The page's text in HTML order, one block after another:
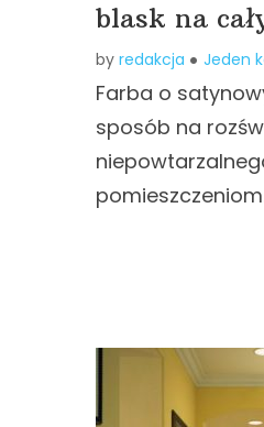
blask na
by redakcja Jeden
Farba o
sposób na